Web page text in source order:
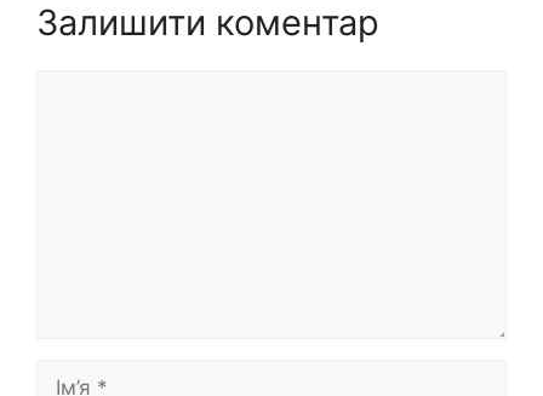
Залишити коментар
Ім’я